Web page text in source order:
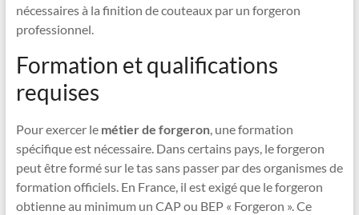
nécessaires à la finition de couteaux par un forgeron
professionnel.
Formation et qualifications
requises
Pour exercer le métier de forgeron, une formation
spécifique est nécessaire. Dans certains pays, le forgeron
peut être formé sur le tas sans passer par des organismes de
formation officiels. En France, il est exigé que le forgeron
obtienne au minimum un CAP ou BEP « Forgeron ». Ce